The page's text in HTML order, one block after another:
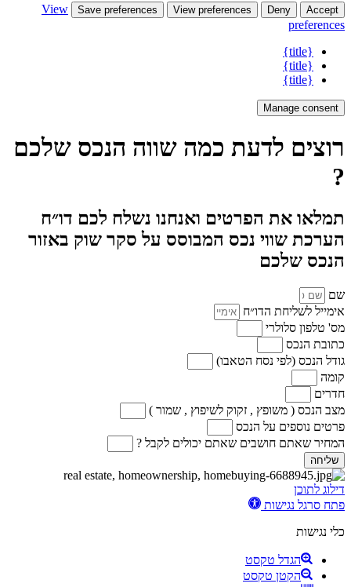
Accept
Deny
View preferences
Save preferences
View
preferences
{title}
{title}
{title}
Manage consent
רוצים לדעת כמה שווה הנכס שלכם
?
תמלאו את הפרטים ואנחנו נשלח לכם דו״ח
הערכת שווי נכס המבוסס על סקר שוק באזור
הנכס שלכם
שם
אימייל לשליחת הדו״ח
מס' טלפון סלולרי
כתובת הנכס
גודל הנכס (לפי נסח הטאבו)
קומה
חדרים
מצב הנכס ( משופץ , זקוק לשיפוץ , שמור )
פרטים נוספים על הנכס
המחיר שאתם חושבים שאתם יכולים לקבל ?
שליחה
דילוג לתוכן
פתח סרגל נגישות
כלי נגישות
הגדל טקסט
הקטן טקסט